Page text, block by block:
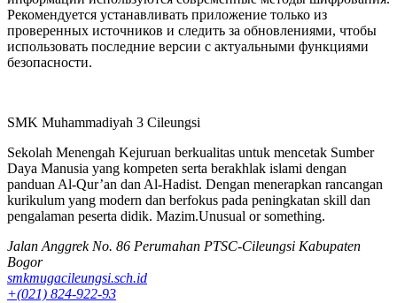
Рекомендуется устанавливать приложение только из
проверенных источников и следить за обновлениями, чтобы
использовать последние версии с актуальными функциями
безопасности.
SMK Muhammadiyah 3 Cileungsi
Sekolah Menengah Kejuruan berkualitas untuk mencetak Sumber
Daya Manusia yang kompeten serta berakhlak islami dengan
panduan Al-Qur’an dan Al-Hadist. Dengan menerapkan rancangan
kurikulum yang modern dan berfokus pada peningkatan skill dan
pengalaman peserta didik. Mazim.Unusual or something.
Jalan Anggrek No. 86 Perumahan PTSC-Cileungsi Kabupaten
Bogor
smkmugacileungsi.sch.id
+(021) 824-922-93